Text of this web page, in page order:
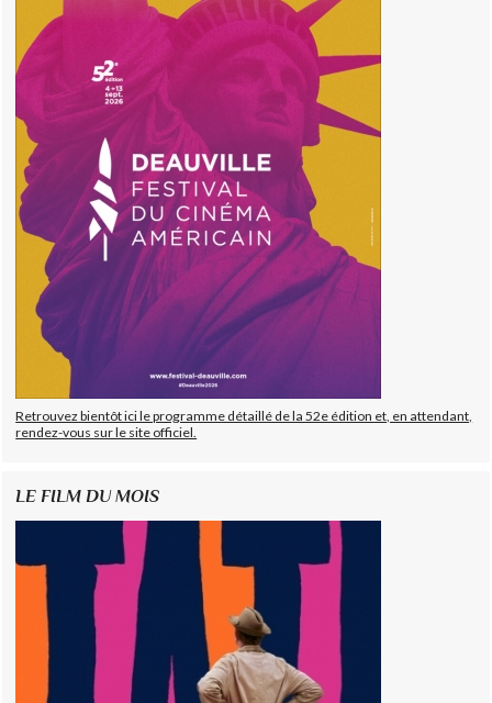
Retrouvez bientôt ici le programme détaillé de la 52e édition et, en attendant,
rendez-vous sur le site officiel.
LE FILM DU MOIS